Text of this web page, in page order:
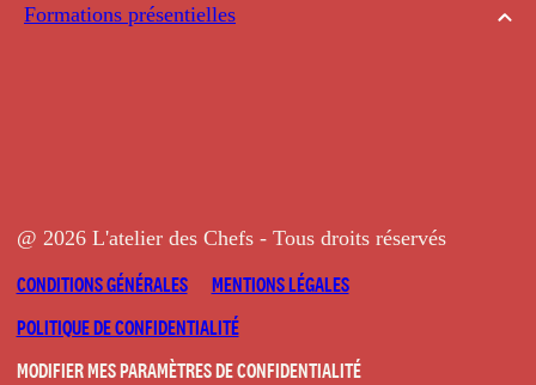
Formations présentielles
@ 2026 L'atelier des Chefs - Tous droits réservés
CONDITIONS GÉNÉRALES
MENTIONS LÉGALES
POLITIQUE DE CONFIDENTIALITÉ
MODIFIER MES PARAMÈTRES DE CONFIDENTIALITÉ